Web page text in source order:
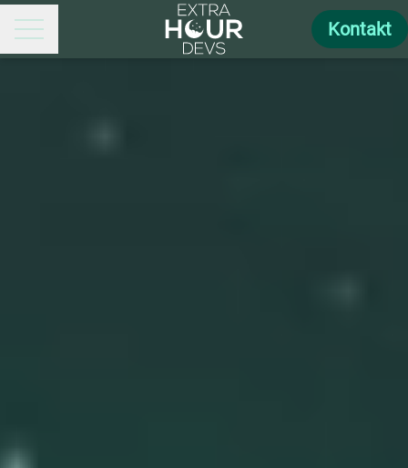
Kontakt